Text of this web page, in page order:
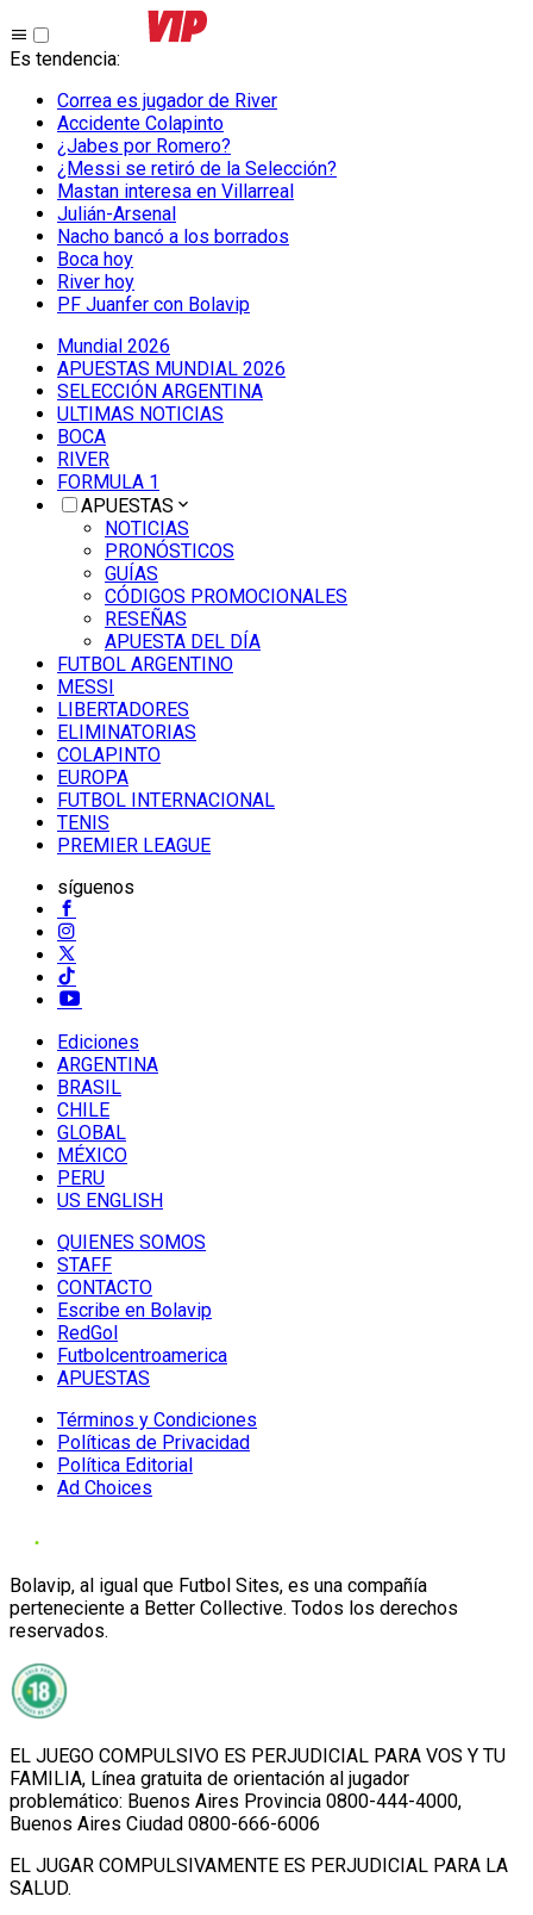
Es tendencia:
Correa es jugador de River
Accidente Colapinto
¿Jabes por Romero?
¿Messi se retiró de la Selección?
Mastan interesa en Villarreal
Julián-Arsenal
Nacho bancó a los borrados
Boca hoy
River hoy
PF Juanfer con Bolavip
Mundial 2026
APUESTAS MUNDIAL 2026
SELECCIÓN ARGENTINA
ULTIMAS NOTICIAS
BOCA
RIVER
FORMULA 1
APUESTAS
NOTICIAS
PRONÓSTICOS
GUÍAS
CÓDIGOS PROMOCIONALES
RESEÑAS
APUESTA DEL DÍA
FUTBOL ARGENTINO
MESSI
LIBERTADORES
ELIMINATORIAS
COLAPINTO
EUROPA
FUTBOL INTERNACIONAL
TENIS
PREMIER LEAGUE
síguenos
Ediciones
ARGENTINA
BRASIL
CHILE
GLOBAL
MÉXICO
PERU
US ENGLISH
QUIENES SOMOS
STAFF
CONTACTO
Escribe en Bolavip
RedGol
Futbolcentroamerica
APUESTAS
Términos y Condiciones
Políticas de Privacidad
Política Editorial
Ad Choices
Bolavip, al igual que Futbol Sites, es una compañía
perteneciente a Better Collective. Todos los derechos
reservados.
EL JUEGO COMPULSIVO ES PERJUDICIAL PARA VOS Y TU
FAMILIA, Línea gratuita de orientación al jugador
problemático: Buenos Aires Provincia 0800-444-4000,
Buenos Aires Ciudad 0800-666-6006
EL JUGAR COMPULSIVAMENTE ES PERJUDICIAL PARA LA
SALUD.